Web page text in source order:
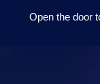
Open the door